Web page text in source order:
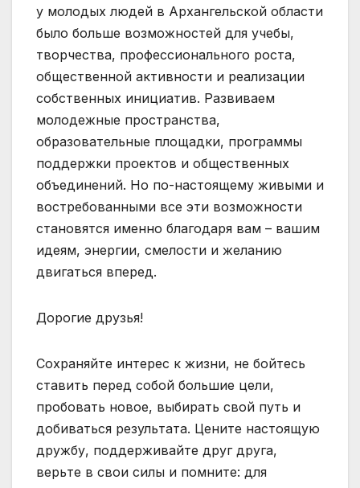
у молодых людей в Архангельской области
было больше возможностей для учебы,
творчества, профессионального роста,
общественной активности и реализации
собственных инициатив. Развиваем
молодежные пространства,
образовательные площадки, программы
поддержки проектов и общественных
объединений. Но по-настоящему живыми и
востребованными все эти возможности
становятся именно благодаря вам – вашим
идеям, энергии, смелости и желанию
двигаться вперед.
Дорогие друзья!
Сохраняйте интерес к жизни, не бойтесь
ставить перед собой большие цели,
пробовать новое, выбирать свой путь и
добиваться результата. Цените настоящую
дружбу, поддерживайте друг друга,
верьте в свои силы и помните: для